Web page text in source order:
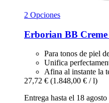
2 Opciones
Erborian BB
Para tonos de piel
Unifica
Afina al instante la
27,72 € (1.848,00 € / l)
Entrega hasta el 18 agosto